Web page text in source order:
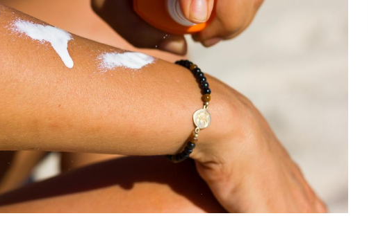
exercices physiques ?
Comment éviter une otite
pendant les vacances ?
Hantavirus : un cas
détecté chez un touriste
en France